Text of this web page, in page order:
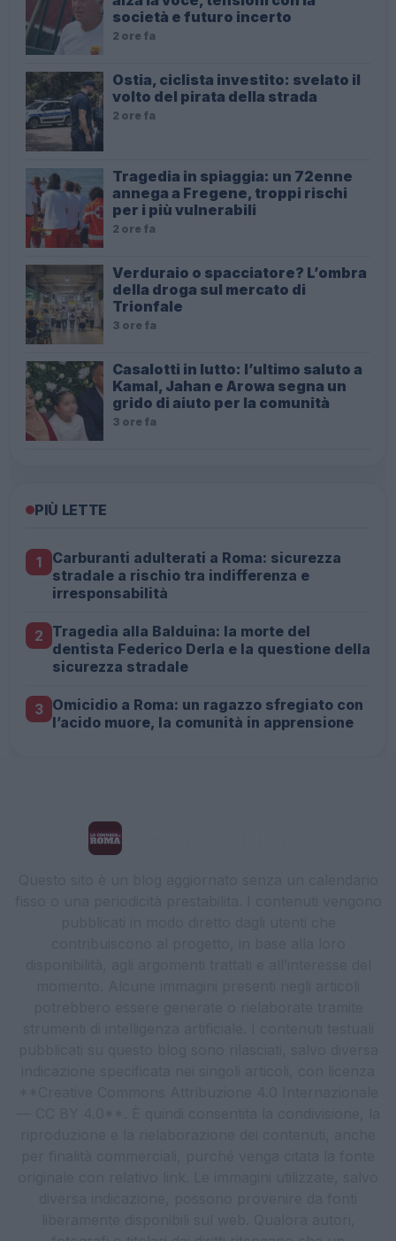
società e futuro incerto
2 ore fa
Ostia, ciclista investito: svelato il
volto del pirata della strada
2 ore fa
Tragedia in spiaggia: un 72enne
annega a Fregene, troppi rischi
per i più vulnerabili
2 ore fa
Verduraio o spacciatore? L’ombra
della droga sul mercato di
Trionfale
3 ore fa
Casalotti in lutto: l’ultimo saluto a
Kamal, Jahan e Arowa segna un
grido di aiuto per la comunità
3 ore fa
PIÙ LETTE
1
Carburanti adulterati a Roma: sicurezza
stradale a rischio tra indifferenza e
irresponsabilità
2 Tragedia alla Balduina: la morte del
dentista Federico Derla e la questione della
sicurezza stradale
3 Omicidio a Roma: un ragazzo sfregiato con
l’acido muore, la comunità in apprensione